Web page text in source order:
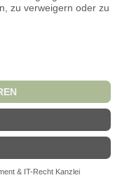
erteilte
Zukunft
ohne den
ist
der
und der
Art. 6 Abs. 1